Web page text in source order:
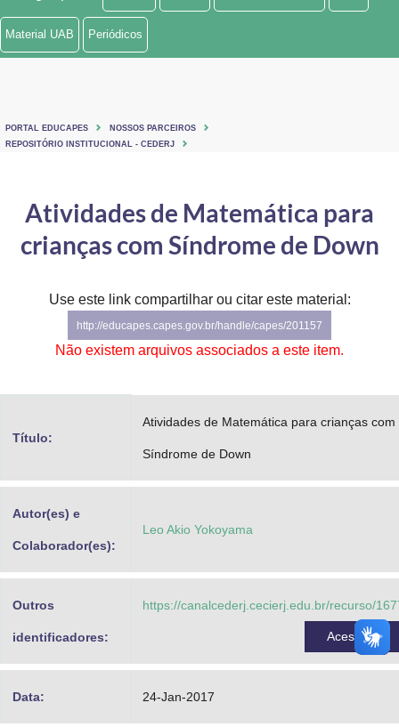
Ministério de Minas e Energia
Ministério do Turismo
Controladoria-Geral da União
Ministério da Mulher, da Família e dos Direitos Humanos
Secretaria-Geral
Material UAB Periódicos
PORTAL EDUCAPES
NOSSOS PARCEIROS
REPOSITÓRIO INSTITUCIONAL - CEDERJ
Atividades de Matemática para
crianças com Síndrome de Down
Use este link compartilhar ou citar este material:
http://educapes.capes.gov.br/handle/capes/201157
Não existem arquivos associados a este item.
Título:
Atividades de Matemática para crianças com
Síndrome de Down
Autor(es) e
Colaborador(es):
Leo Akio Yokoyama
Outros
identificadores:
https://canalcederj.cecierj.edu.br/recurso/
Acessar
Data: 24-Jan-2017